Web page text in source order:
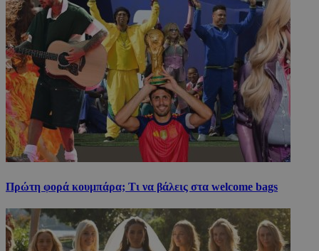
Πρώτη φορά κουμπάρα; Τι να βάλεις στα welcome bags